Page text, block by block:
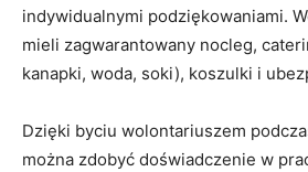
indywidualnymi podziękowaniami.
mieli zagwarantowany nocleg,
kanapki, woda, soki), koszulki i
Dzięki byciu wolontariuszem
można zdobyć doświadczenie w